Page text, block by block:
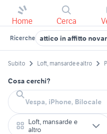
Home Cerca
Ricerche attico in affitto
Subito Loft, mansarde e altro
Cosa cerchi?
Loft, mansarde e
altro